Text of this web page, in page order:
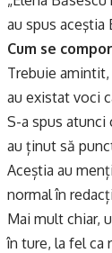
au spus aceştia
Cum se
Trebuie amintit,
au existat voci
S-a spus
au ținut să
Aceștia au
normal în
Mai mult chiar,
în ture, la fel ca